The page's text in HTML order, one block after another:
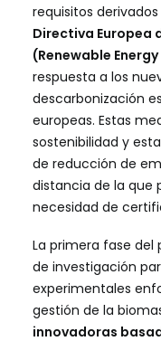
requisitos
Directiva Europea
(Renewable
respuesta a los
descarbonización
europeas. Estas
sostenibilidad y
de reducción de
distancia de la que
necesidad de
La primera fase
de investigación
experimentales
gestión de la
innovadoras